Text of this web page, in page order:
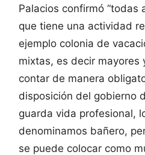
Palacios confirmó “todas
que tiene una actividad
ejemplo colonia de
mixtas, es decir mayores
contar de manera
disposición del gobierno
guarda vida profesional,
denominamos bañero,
se puede colocar como